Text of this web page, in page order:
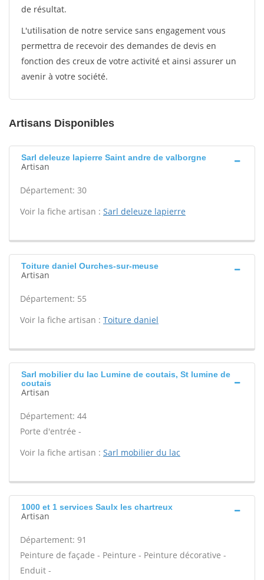
de résultat.
L'utilisation de notre service sans engagement vous
permettra de recevoir des demandes de devis en
fonction des creux de votre activité et ainsi assurer un
avenir à votre société.
Artisans Disponibles
Sarl deleuze lapierre Saint andre de valborgne
Artisan
Département: 30
Voir la fiche artisan : Sarl deleuze lapierre
Toiture daniel Ourches-sur-meuse
Artisan
Département: 55
Voir la fiche artisan : Toiture daniel
Sarl mobilier du lac Lumine de coutais, St lumine de
coutais
Artisan
Département: 44
Porte d'entrée -
Voir la fiche artisan : Sarl mobilier du lac
1000 et 1 services Saulx les chartreux
Artisan
Département: 91
Peinture de façade - Peinture - Peinture décorative -
Enduit -